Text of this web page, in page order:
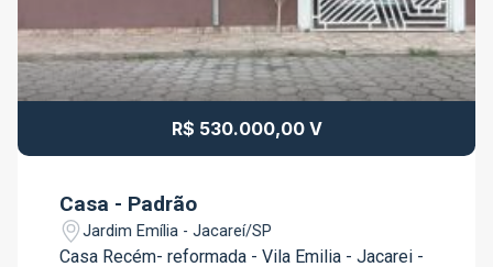
R$ 530.000,00 V
Casa - Padrão
Jardim Emília - Jacareí/SP
Casa Recém- reformada - Vila Emilia - Jacarei -